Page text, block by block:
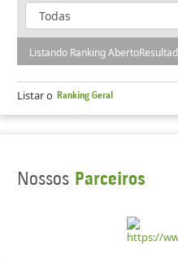
Listando Ranking Aberto
Listar o Ranking Geral
Nossos Parceiros